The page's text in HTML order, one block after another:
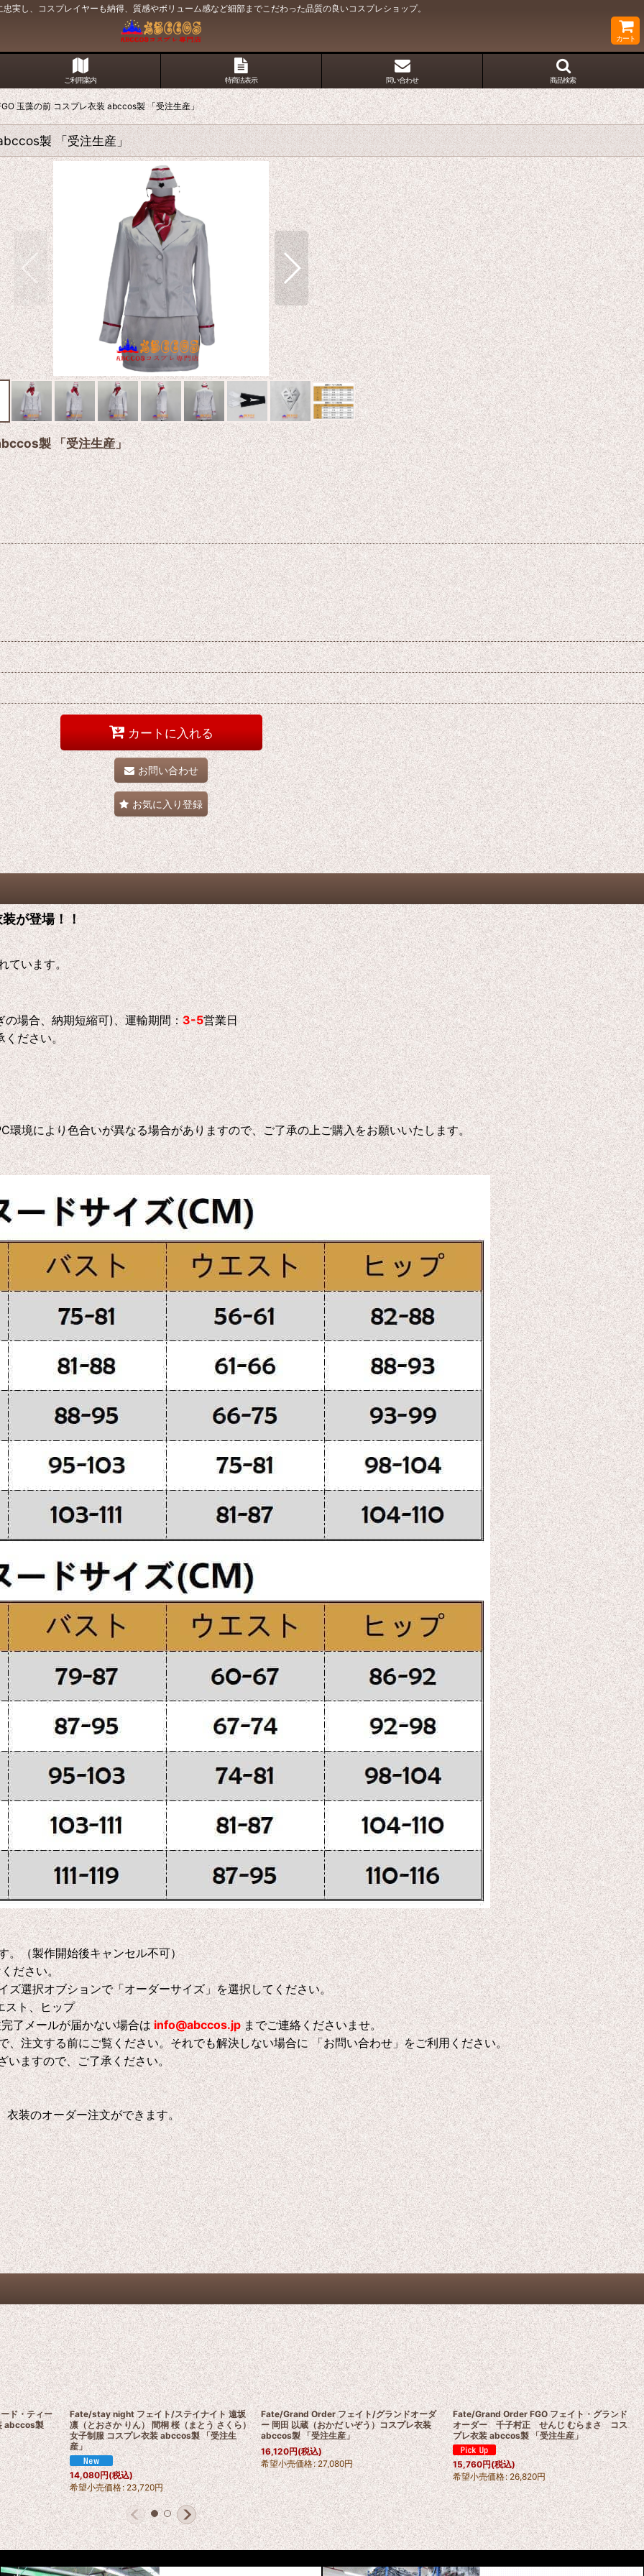
実し、コスプレイヤーも納得、質感やボリューム感など細部までこだわった品質の良いコスプレショップ。
カート
ご利用案内 特商法表示 問い合わせ 商品検索
玉藻の前 コスプレ衣装 abccos製 「受注生産」
製 「受注生産」
製 「受注生産」
カートに入れる
お問い合わせ
お気に入り登録
が登場！！
ています。
の場合、納期短縮可)、運輸期間：3-5営業日
ください。
境により色合いが異なる場合がありますので、ご了承の上ご購入をお願いいたします。
。（製作開始後キャンセル不可）
ださい。
選択オブションで「オーダーサイズ」を選択してください。
スト、ヒップ
了メールが届かない場合はinfo@abccos.jp までご連絡くださいませ。
注文する前にご覧ください。それでも解決しない場合に 「お問い合わせ」をご利用ください。
いますので、ご了承ください。
衣装のオーダー注文ができます。
ド・ティー
abccos製
Fate/stay night フェイト/ステイナイト 遠坂
凛（とおさか りん） 間桐 桜（まとう さくら）
女子制服 コスプレ衣装 abccos製 「受注生
産」
14,080円(税込)
希望小売価格: 23,720円
Fate/Grand Order フェイト/グランドオーダ
ー 岡田 以蔵（おかだ いぞう）コスプレ衣装
abccos製 「受注生産」
16,120円(税込)
希望小売価格: 27,080円
Fate/Grand Order FGO フェイト・グランド
オーダー 千子村正 せんじ むらまさ コス
プレ衣装 abccos製 「受注生産」
15,760円(税込)
希望小売価格: 26,820円